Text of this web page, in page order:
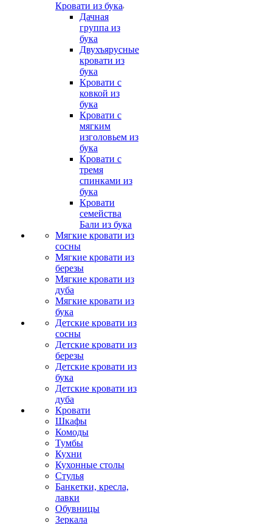
Кровати из бука
Дачная
группа из
бука
Двухъярусные
кровати из
бука
Кровати с
ковкой из
бука
Кровати с
мягким
изголовьем из
бука
Кровати с
тремя
спинками из
бука
Кровати
семейства
Бали из бука
Мягкие кровати из
сосны
Мягкие кровати из
березы
Мягкие кровати из
дуба
Мягкие кровати из
бука
Детские кровати из
сосны
Детские кровати из
березы
Детские кровати из
бука
Детские кровати из
дуба
Кровати
Шкафы
Комоды
Тумбы
Кухни
Кухонные столы
Стулья
Банкетки, кресла,
лавки
Обувницы
Зеркала